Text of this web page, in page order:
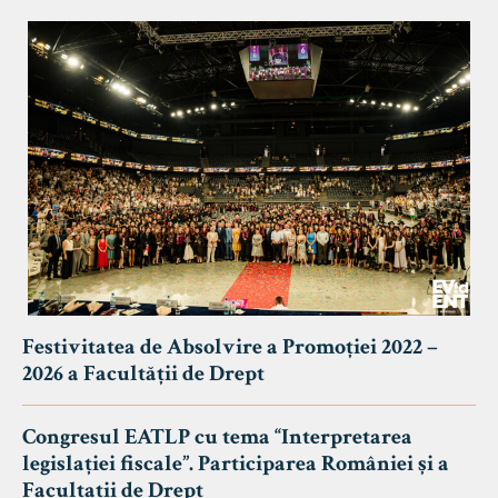
Festivitatea de Absolvire a Promoției 2022 –
2026 a Facultății de Drept
Congresul EATLP cu tema “Interpretarea
legislației fiscale”. Participarea României și a
Facultații de Drept